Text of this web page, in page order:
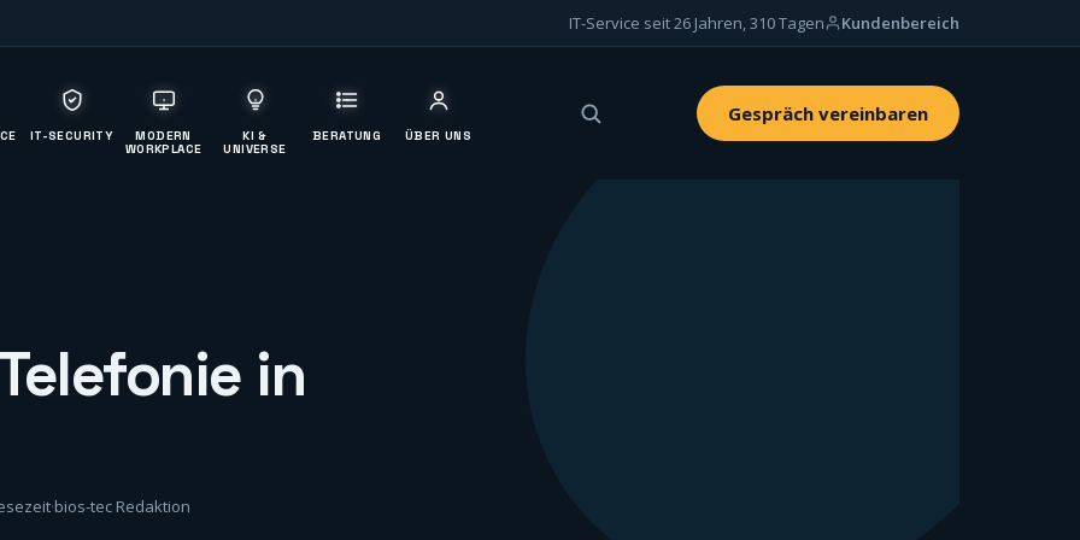
IT-Service seit 26 Jahren, 310 Tagen Kundenbereich
IT-SECURITY
MODERN
WORKPLACE
KI &
UNIVERSE
BERATUNG ÜBER UNS
Gespräch vereinbaren
in
·bios-tec Redaktion